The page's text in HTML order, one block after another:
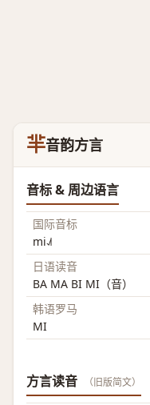
羋音韵方言
音标 & 周边语言
国际音标
mi˨˩˦
日语读音
BA MA BI MI（音）
韩语罗马
MI
方言读音 （旧版简文）